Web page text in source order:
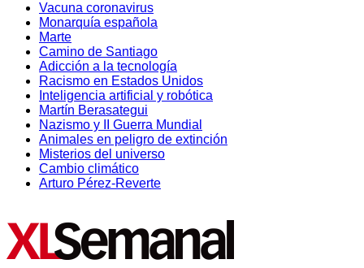
Vacuna coronavirus
Monarquía española
Marte
Camino de Santiago
Adicción a la tecnología
Racismo en Estados Unidos
Inteligencia artificial y robótica
Martín Berasategui
Nazismo y II Guerra Mundial
Animales en peligro de extinción
Misterios del universo
Cambio climático
Arturo Pérez-Reverte